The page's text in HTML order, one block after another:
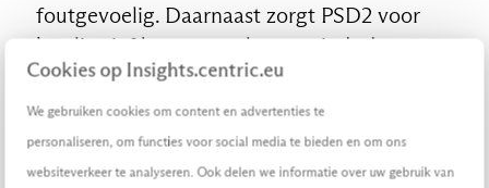
Cookies op Insights.centric.eu
We gebruiken cookies om content en advertenties te
personaliseren, om functies voor social media te bieden en om ons
websiteverkeer te analyseren. Ook delen we informatie over uw gebruik van
foutgevoelig. Daarnaast zorgt PSD2 voor
kwalitatief betere resultaten, vindt de
beoordeling realtime plaats en is er
minimale kans dat de kredietaanvrager een
stap in het beoordelingsproces kan
ontwijken of manipuleren.